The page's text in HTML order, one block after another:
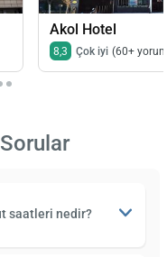
Akol Hotel
8,3 Çok iyi (60+
saatleri nedir?